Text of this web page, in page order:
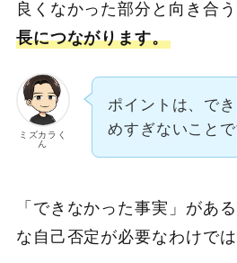
良くなかった部分と向き合
長につながります。
ミズカラく
ん
ポイントは、で
めすぎないことで
「できなかった事実」があ
な自己否定が必要なわけでは